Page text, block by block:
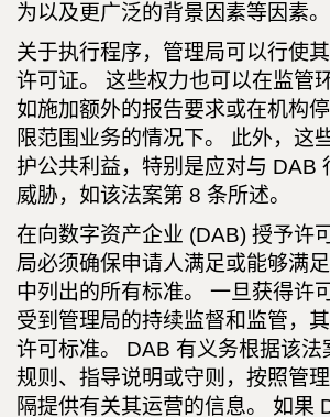
为以及更广泛的背景因素等因素。
关于执行程序，管理局可以行使
许可证。 这些权力也可以在监管
如施加额外的报告要求或在机构
限范围业务的情况下。 此外，这
护公共利益，特别是应对与 DAB
威胁，如该法案第 8 条所述。
在向数字资产企业 (DAB) 授予许
局必须确保申请人满足或能够满
中列出的所有标准。 一旦获得许
受到管理局的持续监督和监管，
许可标准。 DAB 有义务根据该法
规则、指导说明或守则，按照管
隔提供有关其运营的信息。 如果